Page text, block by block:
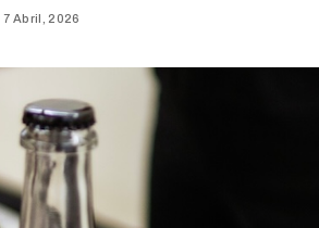
7 Abril, 2026